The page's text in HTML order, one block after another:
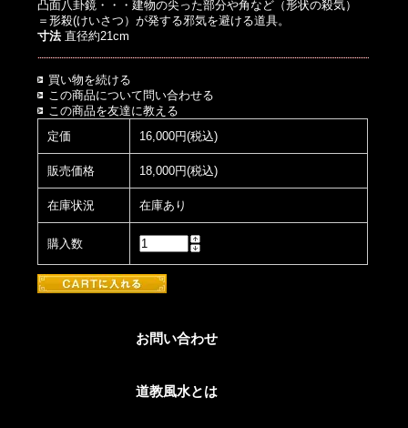
凸面八卦鏡・・・建物の尖った部分や角など（形状の殺気）
＝形殺(けいさつ）が発する邪気を避ける道具。
寸法直径約21cm
買い物を続ける
この商品について問い合わせる
この商品を友達に教える
定価
16,000円(税込)
販売価格 18,000円(税込)
在庫状況 在庫あり
購入数
お問い合わせ
道教風水とは